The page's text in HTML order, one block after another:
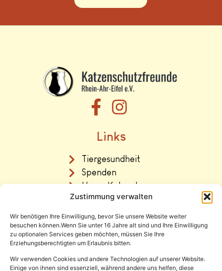
Zustimmung verwalten
Wir benötigen Ihre Einwilligung, bevor Sie unsere Website weiter
besuchen können.Wenn Sie unter 16 Jahre alt sind und Ihre Einwilligung
zu optionalen Services geben möchten, müssen Sie Ihre
Erziehungsberechtigten um Erlaubnis bitten.
Wir verwenden Cookies und andere Technologien auf unserer Website.
Einige von ihnen sind essenziell, während andere uns helfen, diese
Links
Tiergesundheit
Spenden
Unser Katzenhaus
Vermittlung
Rechtliches
Impressum
Datenschutz